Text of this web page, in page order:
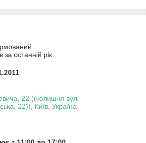
за останній рік
22 ((колишня вул.
22)), Київ, Україна